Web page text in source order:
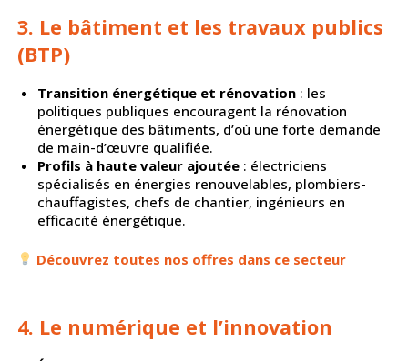
3. Le bâtiment et les travaux publics
(BTP)
Transition énergétique et rénovation : les
politiques publiques encouragent la rénovation
énergétique des bâtiments, d’où une forte demande
de main-d’œuvre qualifiée.
Profils à haute valeur ajoutée : électriciens
spécialisés en énergies renouvelables, plombiers-
chauffagistes, chefs de chantier, ingénieurs en
efficacité énergétique.
Découvrez toutes nos offres dans ce secteur
4. Le numérique et l’innovation